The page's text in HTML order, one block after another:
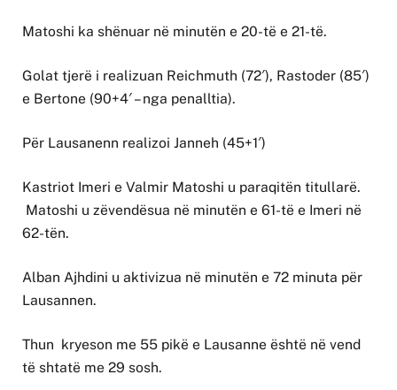
Matoshi ka shënuar në minutën e 20-të e 21-të.
Golat tjerë i realizuan Reichmuth (72′), Rastoder (85′)
e Bertone (90+4′ – nga penalltia).
Për Lausanenn realizoi Janneh (45+1′)
Kastriot Imeri e Valmir Matoshi u paraqitën titullarë.
Matoshi u zëvendësua në minutën e 61-të e Imeri në
62-tën.
Alban Ajhdini u aktivizua në minutën e 72 minuta për
Lausannen.
Thun kryeson me 55 pikë e Lausanne është në vend
të shtatë me 29 sosh.